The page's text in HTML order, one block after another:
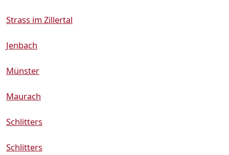
Strass im Zillertal
Jenbach
Münster
Maurach
Schlitters
Schlitters